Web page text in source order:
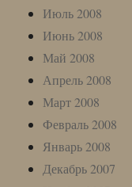
Июль 2008
Июнь 2008
Май 2008
Апрель 2008
Март 2008
Февраль 2008
Январь 2008
Декабрь 2007